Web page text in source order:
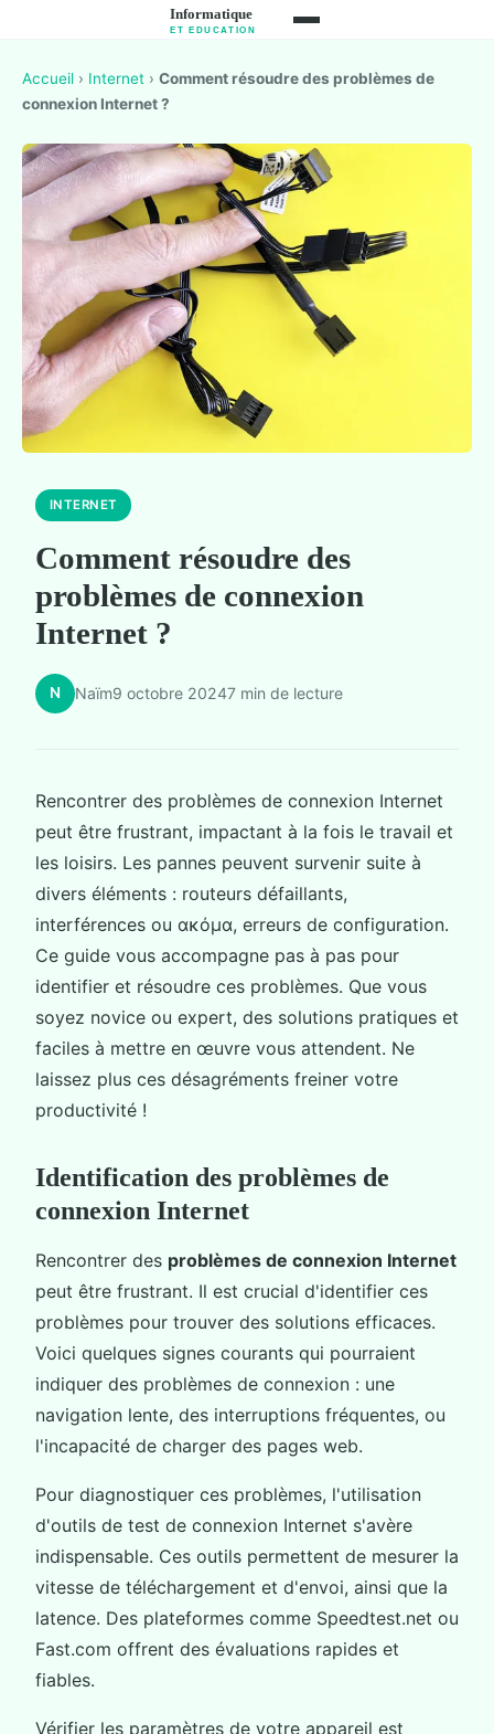
Accueil › Internet › Comment résoudre des problèmes de
connexion Internet ?
INTERNET
Comment résoudre des
problèmes de connexion
Internet ?
N Naïm9 octobre 20247 min de lecture
Rencontrer des problèmes de connexion Internet
peut être frustrant, impactant à la fois le travail et
les loisirs. Les pannes peuvent survenir suite à
divers éléments : routeurs défaillants,
interférences ou ακόμα, erreurs de configuration.
Ce guide vous accompagne pas à pas pour
identifier et résoudre ces problèmes. Que vous
soyez novice ou expert, des solutions pratiques et
faciles à mettre en œuvre vous attendent. Ne
laissez plus ces désagréments freiner votre
productivité !
Identification des problèmes de
connexion Internet
Rencontrer des problèmes de connexion Internet
peut être frustrant. Il est crucial d'identifier ces
problèmes pour trouver des solutions efficaces.
Voici quelques signes courants qui pourraient
indiquer des problèmes de connexion : une
navigation lente, des interruptions fréquentes, ou
l'incapacité de charger des pages web.
Pour diagnostiquer ces problèmes, l'utilisation
d'outils de test de connexion Internet s'avère
indispensable. Ces outils permettent de mesurer la
vitesse de téléchargement et d'envoi, ainsi que la
latence. Des plateformes comme Speedtest.net ou
Fast.com offrent des évaluations rapides et
fiables.
Vérifier les paramètres de votre appareil est